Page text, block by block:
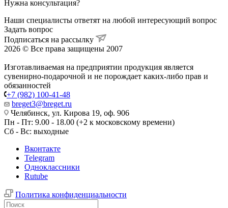
Нужна консультация?
Наши специалисты ответят на любой интересующий вопрос
Задать вопрос
Подписаться на рассылку
2026 © Все права защищены 2007
Изготавливаемая на предприятии продукция является
сувенирно-подарочной и не порождает каких-либо прав и
обязанностей
+7 (982) 100-41-48
breget3@breget.ru
Челябинск, ул. Кирова 19, оф. 906
Пн - Пт: 9.00 - 18.00 (+2 к московскому времени)
Сб - Вс: выходные
Вконтакте
Telegram
Одноклассники
Rutube
Политика конфиденциальности